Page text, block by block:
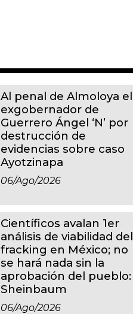
Al penal de Almoloya el
exgobernador de
Guerrero Ángel ‘N’ por
destrucción de
evidencias sobre caso
Ayotzinapa
06/ago/2026
Científicos avalan 1er
análisis de viabilidad del
fracking en México; no
se hará nada sin la
aprobación del pueblo:
Sheinbaum
06/ago/2026